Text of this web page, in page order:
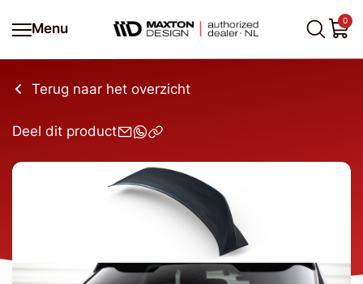
Menu
0
Terug naar het overzicht
Deel dit product